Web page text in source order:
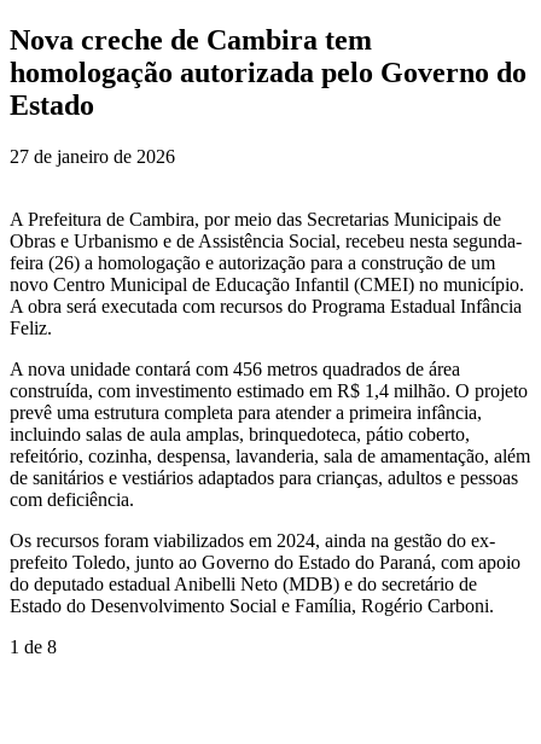
Nova creche de Cambira tem
homologação autorizada pelo Governo do
Estado
27 de janeiro de 2026
A Prefeitura de Cambira, por meio das Secretarias Municipais de
Obras e Urbanismo e de Assistência Social, recebeu nesta segunda-
feira (26) a homologação e autorização para a construção de um
novo Centro Municipal de Educação Infantil (CMEI) no município.
A obra será executada com recursos do Programa Estadual Infância
Feliz.
A nova unidade contará com 456 metros quadrados de área
construída, com investimento estimado em R$ 1,4 milhão. O projeto
prevê uma estrutura completa para atender a primeira infância,
incluindo salas de aula amplas, brinquedoteca, pátio coberto,
refeitório, cozinha, despensa, lavanderia, sala de amamentação, além
de sanitários e vestiários adaptados para crianças, adultos e pessoas
com deficiência.
Os recursos foram viabilizados em 2024, ainda na gestão do ex-
prefeito Toledo, junto ao Governo do Estado do Paraná, com apoio
do deputado estadual Anibelli Neto (MDB) e do secretário de
Estado do Desenvolvimento Social e Família, Rogério Carboni.
1 de 8